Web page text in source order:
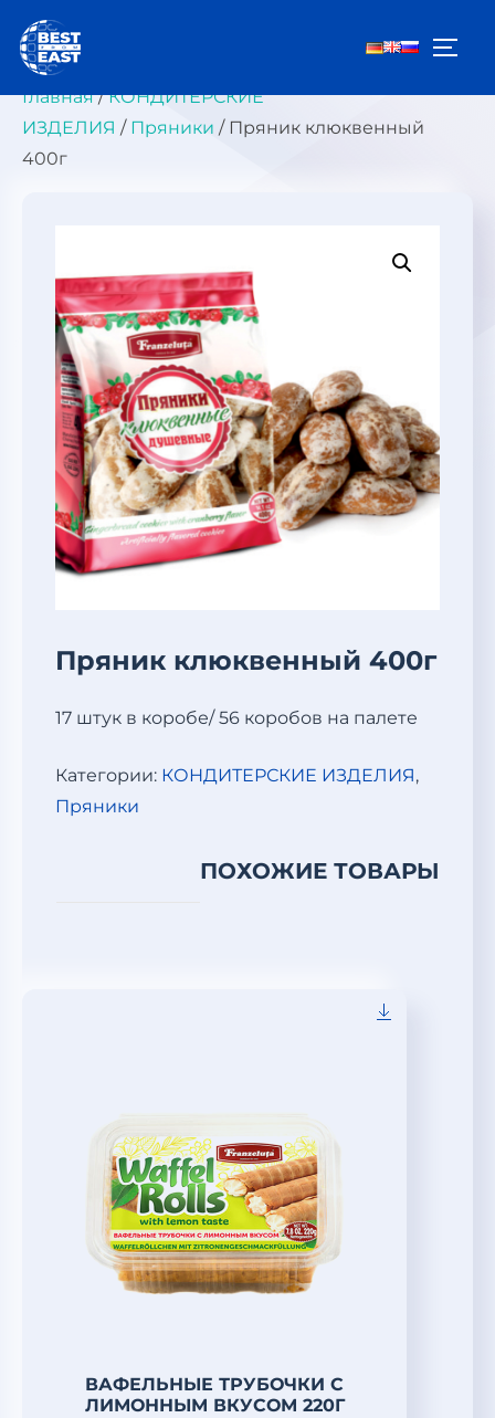
содержимому
Главная/КОНДИТЕРСКИЕ
ИЗДЕЛИЯ / Пряники / Пряник клюквенный
400г
Пряник клюквенный 400г
17 штук в коробе/ 56 коробов на палете
Категории: КОНДИТЕРСКИЕ ИЗДЕЛИЯ,
Пряники
ПОХОЖИЕ ТОВАРЫ
ВАФЕЛЬНЫЕ ТРУБОЧКИ С
ЛИМОННЫМ ВКУСОМ 220Г